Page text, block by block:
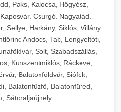
Paks, Kalocsa, Hőgyész,
Csurgó, Nagyatád,
Sellye, Harkány, Siklós, Villány,
Andocs, Tab, Lengyeltóti,
Solt, Szabadszállás,
Kunszentmiklós, Ráckeve,
Balatonföldvár, Siófok,
Balatonfűzfő, Balatonfüred,
Sátoraljaújhely